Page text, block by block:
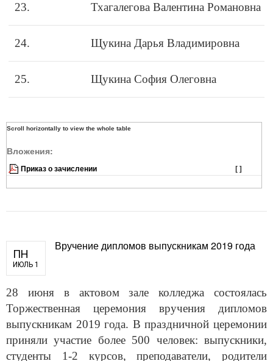
23. Тхагалегова Валентина Романовна
24. Щукина Дарья Владимировна
25. Щукина София Олеговна
Вложения:
Приказ о зачислении [ ]
ПН
ИЮЛЬ 1
Вручение дипломов выпускникам 2019 года
28 июня в актовом зале колледжа состоялась
Торжественная церемония вручения дипломов
выпускникам 2019 года. В праздничной церемонии
приняли участие более 500 человек: выпускники,
студенты 1-2 курсов, преподаватели, родители